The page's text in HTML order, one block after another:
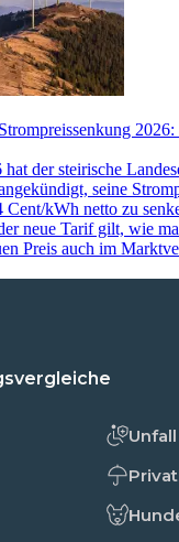
2026:
der steirische
seine
kWh netto zu
neue Tarif gilt, wie
Preis auch im
Unfall